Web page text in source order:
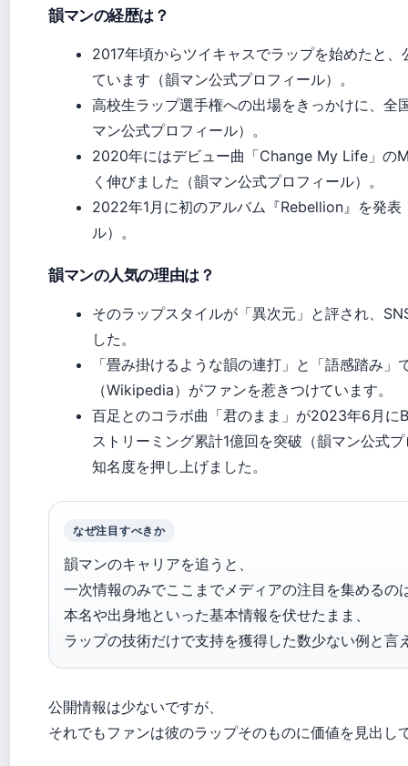
韻マンの経歴は？
2017年頃からツイキャスでラップを始めたと
ています（韻マン公式プロフィール）。
高校生ラップ選手権への出場をきっかけに、全
マン公式プロフィール）。
2020年にはデビュー曲「Change My Life」の
く伸びました（韻マン公式プロフィール）。
2022年1月に初のアルバム『Rebellion』を発表
ル）。
韻マンの人気の理由は？
そのラップスタイルが「異次元」と評され、
した。
「畳み掛けるような韻の連打」と「語感踏み」
（Wikipedia）がファンを惹きつけています。
百足とのコラボ曲「君のまま」が2023年6月
ストリーミング累計1億回を突破（韻マン公式
知名度を押し上げました。
なぜ注目すべきか
韻マンのキャリアを追うと、
一次情報のみでここまでメディアの注目を集めるの
本名や出身地といった基本情報を伏せたまま、
ラップの技術だけで支持を獲得した数少ない例と言
公開情報は少ないですが、
それでもファンは彼のラップそのものに価値を見出し